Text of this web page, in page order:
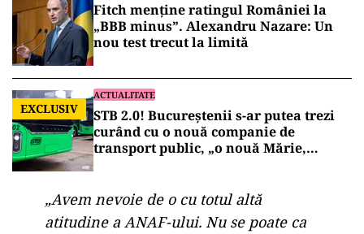
Fitch menține ratingul României la
„BBB minus”. Alexandru Nazare: Un
nou test trecut la limită
EXCLUSIV
ACTUALITATE
STB 2.0! Bucureștenii s-ar putea trezi
curând cu o nouă companie de
transport public, „o nouă Mărie,
„Avem nevoie de o cu totul altă
atitudine a ANAF-ului. Nu se poate ca